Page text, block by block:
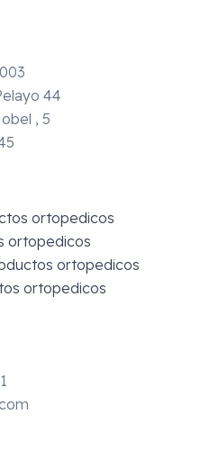
44
, 5
ortopedicos
ortopedicos
ortopedicos
ortopedicos